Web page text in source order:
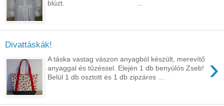
blúzt. ...
Divattáskák!
›
A táska vastag vászon anyagból készült, merevítő
anyaggal és tűzéssel. Elején 1 db benyúlós Zseb!
Belül 1 db osztott és 1 db zipzáros ...